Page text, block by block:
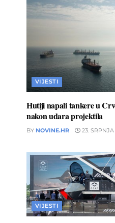
VIJESTI
Hutiji napali tankere u
nakon udara projektila
BY NOVINE.HR 23.
VIJESTI